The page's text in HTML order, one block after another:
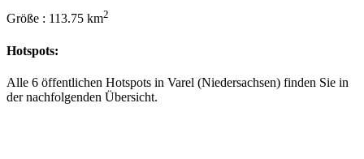
Größe : 113.75 km2
Hotspots:
Alle 6 öffentlichen Hotspots in Varel (Niedersachsen) finden Sie in
der nachfolgenden Übersicht.